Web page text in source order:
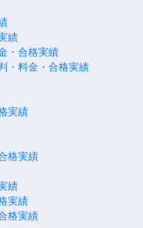
績
・合格実績
・料金・合格実績
実績
格実績
績
実績
格実績